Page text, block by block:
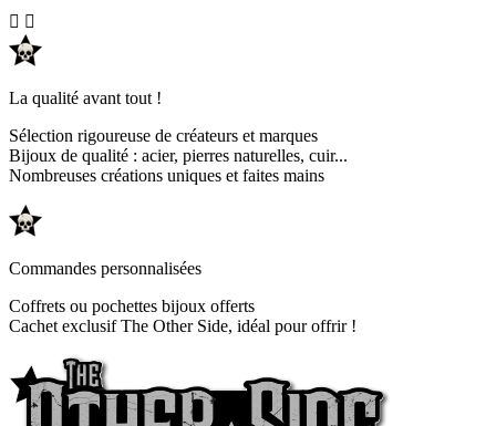
 
La qualité avant tout !
Sélection rigoureuse de créateurs et marques
Bijoux de qualité : acier, pierres naturelles, cuir...
Nombreuses créations uniques et faites mains
Commandes personnalisées
Coffrets ou pochettes bijoux offerts
Cachet exclusif The Other Side, idéal pour offrir !